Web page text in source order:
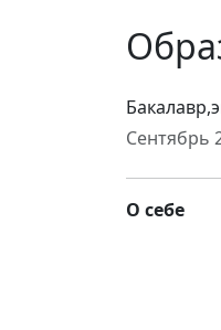
Сентябрь
О себе